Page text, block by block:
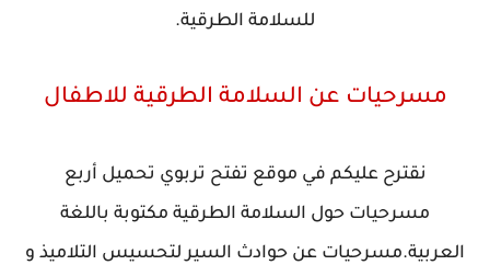
للسلامة الطرقية.
مسرحيات عن السلامة الطرقية للاطفال
نقترح عليكم في موقع تفتح تربوي تحميل أربع
مسرحيات حول السلامة الطرقية مكتوبة باللغة
العربية.مسرحيات عن حوادث السير لتحسيس التلاميذ و